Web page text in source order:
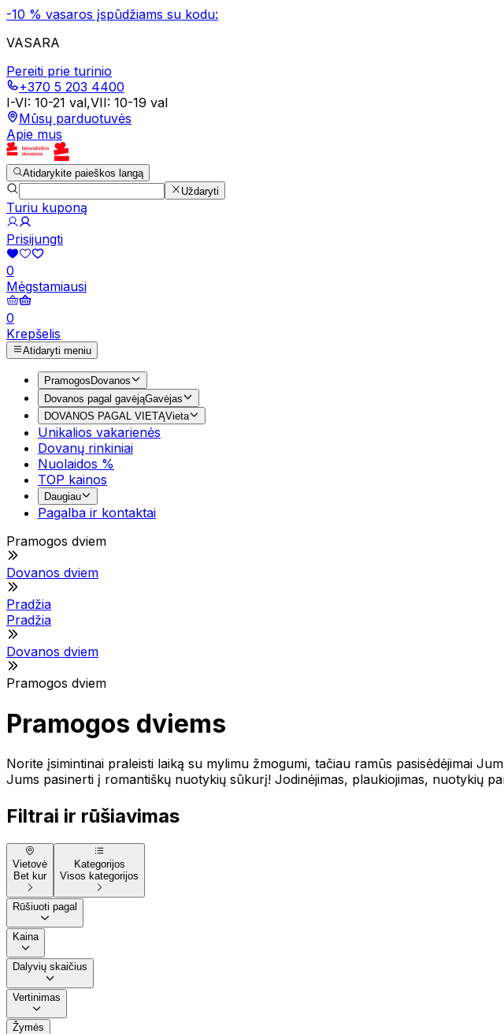
-10 % vasaros įspūdžiams su kodu:
VASARA
Pereiti prie turinio
+370 5 203 4400
I-VI: 10-21 val,VII: 10-19 val
Mūsų parduotuvės
Apie mus
Atidarykite paieškos langą
Uždaryti
Turiu kuponą
Prisijungti
0
Mėgstamiausi
0
Krepšelis
Atidaryti meniu
Pramogos Dovanos
Dovanos pagal gavėjąGavėjas
DOVANOS PAGAL VIETĄVieta
Unikalios vakarienės
Dovanų rinkiniai
Nuolaidos %
TOP kainos
Daugiau
Pagalba ir kontaktai
Pramogos dviem
Dovanos dviem
Pradžia
Pradžia
Dovanos dviem
Pramogos dviem
Pramogos dviems
Norite įsimintinai praleisti laiką su mylimu žmogumi, tačiau ramūs pasisėdėjimai
Jums pasinerti į romantiškų nuotykių sūkurį! Jodinėjimas, plaukiojimas, nuotykių
Filtrai ir rūšiavimas
Vietovė
Bet kur
Kategorijos
Visos kategorijos
Rūšiuoti pagal
Kaina
Dalyvių skaičius
Vertinimas
Žymės